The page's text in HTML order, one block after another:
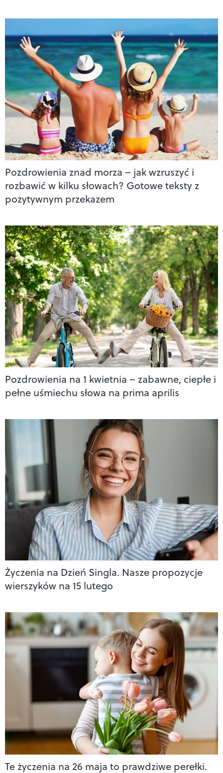
Pozdrowienia znad morza – jak wzruszyć i
rozbawić w kilku słowach? Gotowe teksty z
pozytywnym przekazem
Pozdrowienia na 1 kwietnia – zabawne, ciepłe i
pełne uśmiechu słowa na prima aprilis
Życzenia na Dzień Singla. Nasze propozycje
wierszyków na 15 lutego
Te życzenia na 26 maja to prawdziwe perełki.